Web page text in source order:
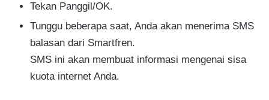
Tekan Panggil/OK.
Tunggu beberapa saat, Anda akan menerima SMS
balasan dari Smartfren.
SMS ini akan membuat informasi mengenai sisa
kuota internet Anda.